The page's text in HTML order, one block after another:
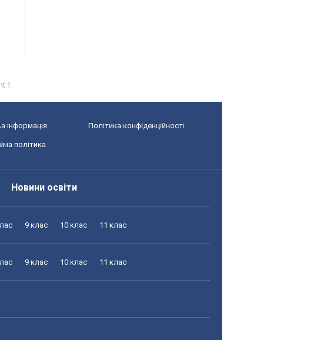
1
інформація Політика конфіденційності
політика
Новини освіти
9 клас 10 клас 11 клас
9 клас 10 клас 11 клас